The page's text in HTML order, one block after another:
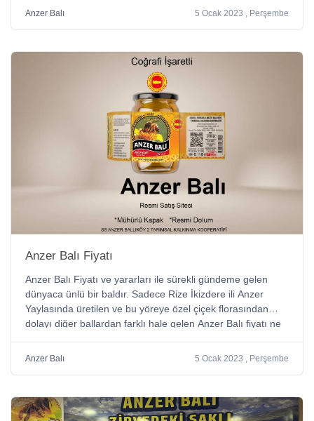
açısından tahlilleri Wodehouse Metoduyla analizler yapılır.
Anzer Balı 5 Ocak 2023 , Perşembe
Anzer Balı Fiyatı
Anzer Balı Fiyatı ve yararları ile sürekli gündeme gelen
dünyaca ünlü bir baldır. Sadece Rize İkizdere ili Anzer
Yaylasında üretilen ve bu yöreye özel çiçek florasından
dolayı diğer ballardan farklı hale gelen Anzer Balı fiyatı ne
Anzer Balı 5 Ocak 2023 , Perşembe